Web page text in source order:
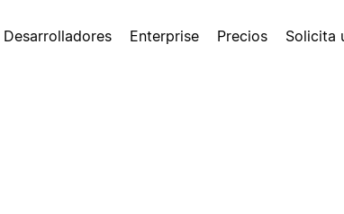
Desarrolladores Enterprise Precios Solicita